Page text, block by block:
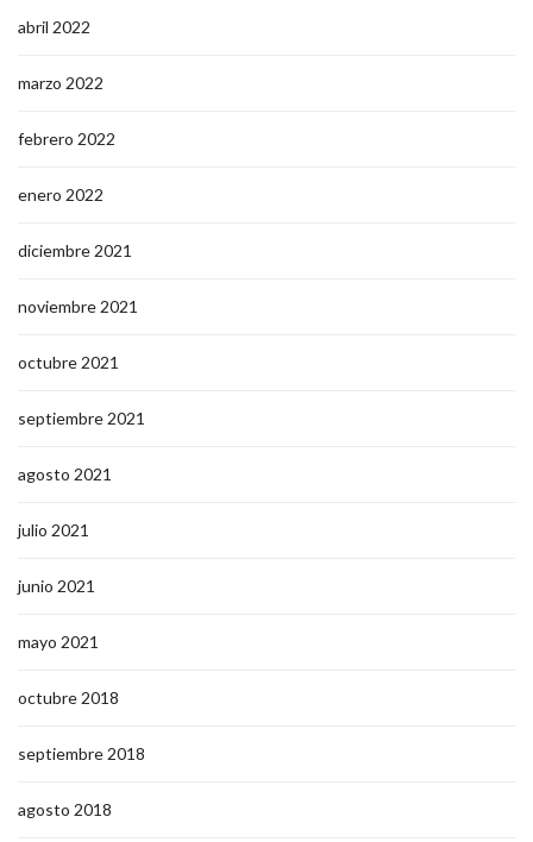
abril 2022
marzo 2022
febrero 2022
enero 2022
diciembre 2021
noviembre 2021
octubre 2021
septiembre 2021
agosto 2021
julio 2021
junio 2021
mayo 2021
octubre 2018
septiembre 2018
agosto 2018